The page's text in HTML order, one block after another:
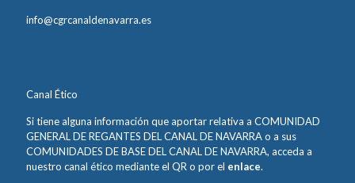
info@cgrcanaldenavarra.es
Canal Ético
Si tiene alguna información que aportar relativa a COMUNIDAD
GENERAL DE REGANTES DEL CANAL DE NAVARRA o a sus
COMUNIDADES DE BASE DEL CANAL DE NAVARRA, acceda a
nuestro canal ético mediante el QR o por el enlace.